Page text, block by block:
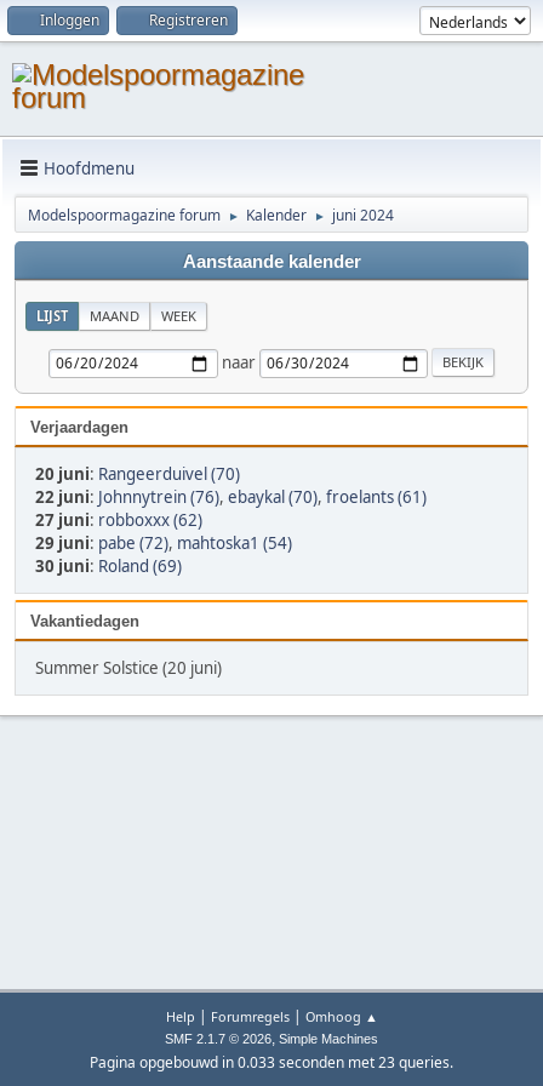
Inloggen Registreren
Hoofdmenu
Modelspoormagazine forum ► Kalender ► juni 2024
Aanstaande kalender
LIJST MAAND WEEK
naar
Verjaardagen
20 juni: Rangeerduivel (70)
22 juni: Johnnytrein (76), ebaykal (70), froelants (61)
27 juni: robboxxx (62)
29 juni: pabe (72), mahtoska1 (54)
30 juni: Roland (69)
Vakantiedagen
Summer Solstice (20 juni)
Help | Forumregels| Omhoog ▲
SMF 2.1.7 © 2026, Simple Machines
Pagina opgebouwd in 0.033 seconden met 23 queries.